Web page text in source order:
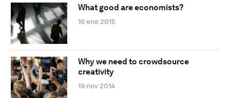
What good are economists?
16 ene 2015
Why we need to crowdsource
creativity
19 nov 2014